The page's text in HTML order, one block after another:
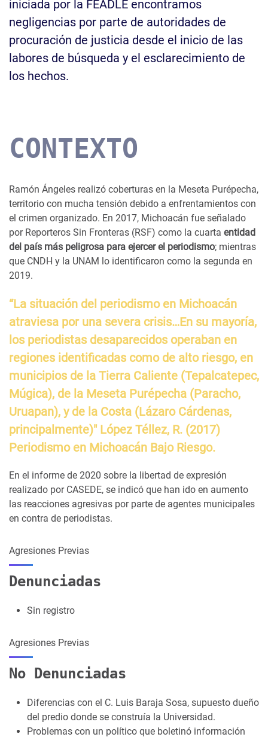
iniciada por la FEADLE encontramos
negligencias por parte de autoridades de
procuración de justicia desde el inicio de las
labores de búsqueda y el esclarecimiento de
los hechos.
CONTEXTO
Ramón Ángeles realizó coberturas en la Meseta Purépecha,
territorio con mucha tensión debido a enfrentamientos con
el crimen organizado. En 2017, Michoacán fue señalado
por Reporteros Sin Fronteras (RSF) como la cuarta entidad
del país más peligrosa para ejercer el periodismo; mientras
que CNDH y la UNAM lo identificaron como la segunda en
2019.
“La situación del periodismo en Michoacán
atraviesa por una severa crisis…En su mayoría,
los periodistas desaparecidos operaban en
regiones identificadas como de alto riesgo, en
municipios de la Tierra Caliente (Tepalcatepec,
Múgica), de la Meseta Purépecha (Paracho,
Uruapan), y de la Costa (Lázaro Cárdenas,
principalmente)" López Téllez, R. (2017)
Periodismo en Michoacán Bajo Riesgo.
En el informe de 2020 sobre la libertad de expresión
realizado por CASEDE, se indicó que han ido en aumento
las reacciones agresivas por parte de agentes municipales
en contra de periodistas.
Agresiones Previas
Denunciadas
Sin registro
Agresiones Previas
No Denunciadas
Diferencias con el C. Luis Baraja Sosa, supuesto dueño
del predio donde se construía la Universidad.
Problemas con un político que boletinó información